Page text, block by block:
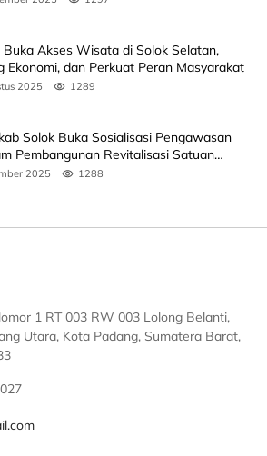
Buka Akses Wisata di Solok Selatan,
Ekonomi, dan Perkuat Peran Masyarakat
2025 1289
Solok Buka Sosialisasi Pengawasan
Pembangunan Revitalisasi Satuan
2025 1288
1 RT 003 RW 003 Lolong Belanti,
Utara, Kota Padang, Sumatera Barat,